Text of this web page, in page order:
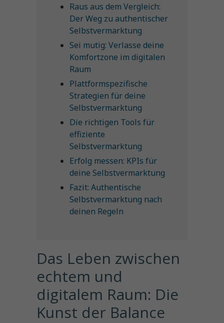
Raus aus dem Vergleich:
Der Weg zu authentischer
Selbstvermarktung
Sei mutig: Verlasse deine
Komfortzone im digitalen
Raum
Plattformspezifische
Strategien für deine
Selbstvermarktung
Die richtigen Tools für
effiziente
Selbstvermarktung
Erfolg messen: KPIs für
deine Selbstvermarktung
Fazit: Authentische
Selbstvermarktung nach
deinen Regeln
Das Leben zwischen
echtem und
digitalem Raum: Die
Kunst der Balance